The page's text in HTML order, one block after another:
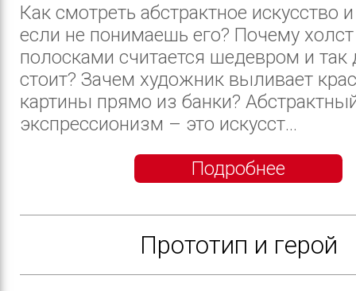
Как смотреть абстрактное искусство
если не понимаешь его? Почему
полосками считается шедевром и так
стоит? Зачем художник выливает
картины прямо из банки?
экспрессионизм – это искусст...
Подробнее
Прототип и герой